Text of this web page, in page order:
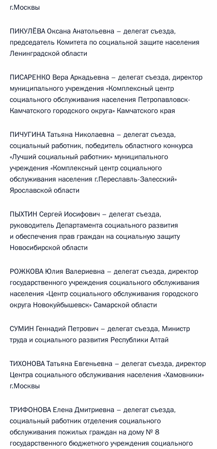
г.Москвы
ПИКУЛЁВА Оксана Анатольевна – делегат съезда,
председатель Комитета по социальной защите населения
Ленинградской области
ПИСАРЕНКО Вера Аркадьевна – делегат съезда, директор
муниципального учреждения «Комплексный центр
социального обслуживания населения Петропавловск-
Камчатского городского округа» Камчатского края
ПИЧУГИНА Татьяна Николаевна – делегат съезда,
социальный работник, победитель областного конкурса
«Лучший социальный работник» муниципального
учреждения «Комплексный центр социального
обслуживания населения г.Переславль-Залесский»
Ярославской области
ПЫХТИН Сергей Иосифович – делегат съезда,
руководитель Департамента социального развития
и обеспечения прав граждан на социальную защиту
Новосибирской области
РОЖКОВА Юлия Валериевна – делегат съезда, директор
государственного учреждения социального обслуживания
населения «Центр социального обслуживания городского
округа Новокуйбышевск» Самарской области
СУМИН Геннадий Петрович – делегат съезда, Министр
труда и социального развития Республики Алтай
ТИХОНОВА Татьяна Евгеньевна – делегат съезда, директор
Центра социального обслуживания населения «Хамовники»
г.Москвы
ТРИФОНОВА Елена Дмитриевна – делегат съезда,
социальный работник отделения социального
обслуживания пожилых граждан на дому № 8
государственного бюджетного учреждения социального